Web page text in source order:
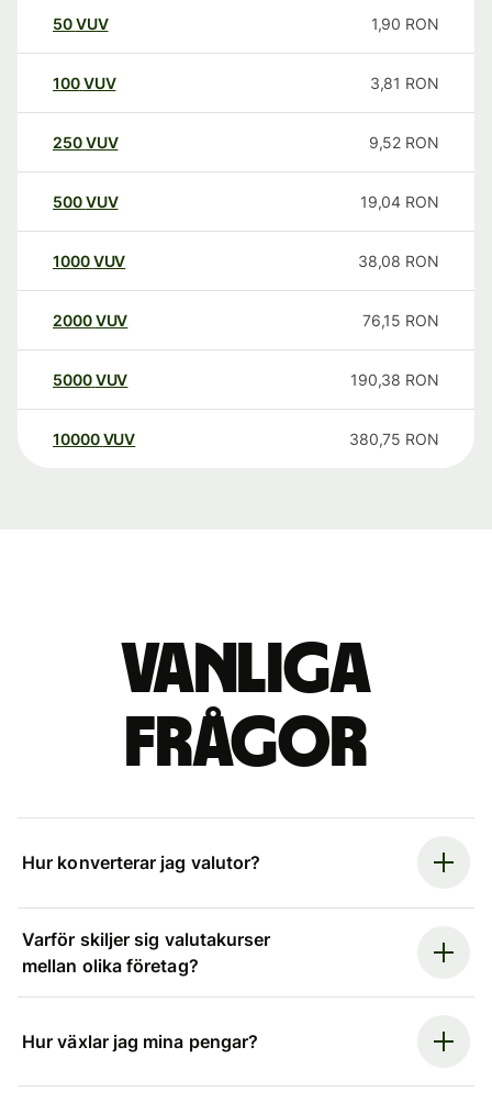
50VUV 1,90 RON
100VUV 3,81 RON
250VUV 9,52 RON
500VUV 19,04 RON
1000VUV 38,08 RON
2000VUV 76,15 RON
5000VUV 190,38 RON
10000 VUV 380,75 RON
Vanliga
frågor
Hur konverterar jag valutor?
Varför skiljer sig valutakurser
mellan olika företag?
Hur växlar jag mina pengar?